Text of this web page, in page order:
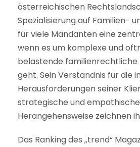
österreichischen
Spezialisierung auf Familien-
für viele Mandanten eine
wenn es um komplexe und
belastende familienrechtliche
geht. Sein Verständnis für die
Herausforderungen seiner
strategische und empathische
Herangehensweise zeichnen
Das Ranking des „trend“